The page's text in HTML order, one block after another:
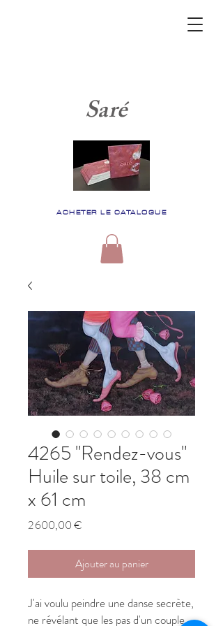
ACHETER LE CATALOGUE
Saré
4265 "Rendez-vous"
Huile sur toile, 38 cm
x 61 cm
2 600,00 €
Ajouter au panier
J'ai voulu peindre une danse secrète,
ne révélant que les pas d'un couple